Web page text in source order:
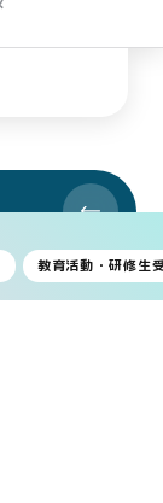
教育活動・研修生